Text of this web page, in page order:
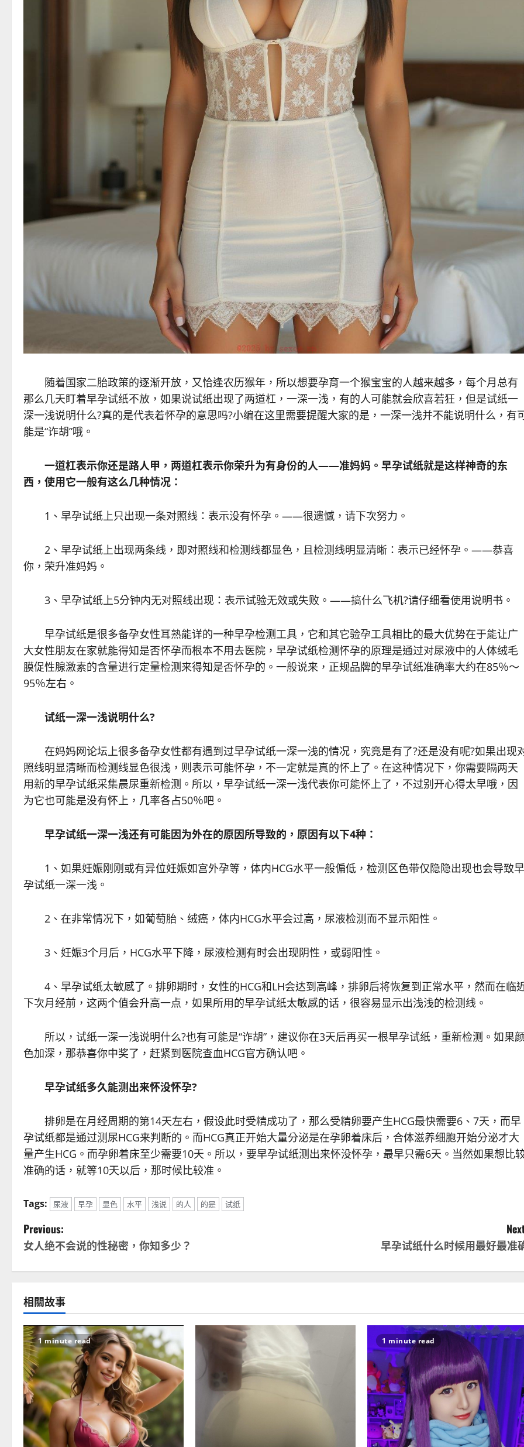
随着国家二胎政策的逐渐开放，又恰逢农历猴年，所以想要孕育一个猴宝宝的人越来越多，每个月总有
那么几天盯着早孕试纸不放，如果说试纸出现了两道杠，一深一浅，有的人可能就会欣喜若狂，但是试纸一
深一浅说明什么?真的是代表着怀孕的意思吗?小编在这里需要提醒大家的是，一深一浅并不能说明什么，有
能是“诈胡”哦。
一道杠表示你还是路人甲，两道杠表示你荣升为有身份的人——准妈妈。早孕试纸就是这样神奇的东
西，使用它一般有这么几种情况：
1、早孕试纸上只出现一条对照线：表示没有怀孕。——很遗憾，请下次努力。
2、早孕试纸上出现两条线，即对照线和检测线都显色，且检测线明显清晰：表示已经怀孕。——恭喜
你，荣升准妈妈。
3、早孕试纸上5分钟内无对照线出现：表示试验无效或失败。——搞什么飞机?请仔细看使用说明书。
早孕试纸是很多备孕女性耳熟能详的一种早孕检测工具，它和其它验孕工具相比的最大优势在于能让广
大女性朋友在家就能得知是否怀孕而根本不用去医院，早孕试纸检测怀孕的原理是通过对尿液中的人体绒毛
膜促性腺激素的含量进行定量检测来得知是否怀孕的。一般说来，正规品牌的早孕试纸准确率大约在85％～
95％左右。
试纸一深一浅说明什么?
在妈妈网论坛上很多备孕女性都有遇到过早孕试纸一深一浅的情况，究竟是有了?还是没有呢?如果出现
照线明显清晰而检测线显色很浅，则表示可能怀孕，不一定就是真的怀上了。在这种情况下，你需要隔两天
用新的早孕试纸采集晨尿重新检测。所以，早孕试纸一深一浅代表你可能怀上了，不过别开心得太早哦，因
为它也可能是没有怀上，几率各占50％吧。
早孕试纸一深一浅还有可能因为外在的原因所导致的，原因有以下4种：
1、如果妊娠刚刚或有异位妊娠如宫外孕等，体内HCG水平一般偏低，检测区色带仅隐隐出现也会导致早
孕试纸一深一浅。
2、在非常情况下，如葡萄胎、绒癌，体内HCG水平会过高，尿液检测而不显示阳性。
3、妊娠3个月后，HCG水平下降，尿液检测有时会出现阴性，或弱阳性。
4、早孕试纸太敏感了。排卵期时，女性的HCG和LH会达到高峰，排卵后将恢复到正常水平，然而在临
下次月经前，这两个值会升高一点，如果所用的早孕试纸太敏感的话，很容易显示出浅浅的检测线。
所以，试纸一深一浅说明什么?也有可能是“诈胡”，建议你在3天后再买一根早孕试纸，重新检测。如果
色加深，那恭喜你中奖了，赶紧到医院查血HCG官方确认吧。
早孕试纸多久能测出来怀没怀孕?
排卵是在月经周期的第14天左右，假设此时受精成功了，那么受精卵要产生HCG最快需要6、7天，而早
孕试纸都是通过测尿HCG来判断的。而HCG真正开始大量分泌是在孕卵着床后，合体滋养细胞开始分泌才大
量产生HCG。而孕卵着床至少需要10天。所以，要早孕试纸测出来怀没怀孕，最早只需6天。当然如果想比
准确的话，就等10天以后，那时候比较准。
Tags: 尿液 早孕 显色 水平 浅说 的人 的是 试纸
P
o
s
t
n
a
v
i
g
Previous:
女人绝不会说的性秘密，你知多少？
早孕试纸什么时候用最好最准
相關故事
1 minute read 1 minute read